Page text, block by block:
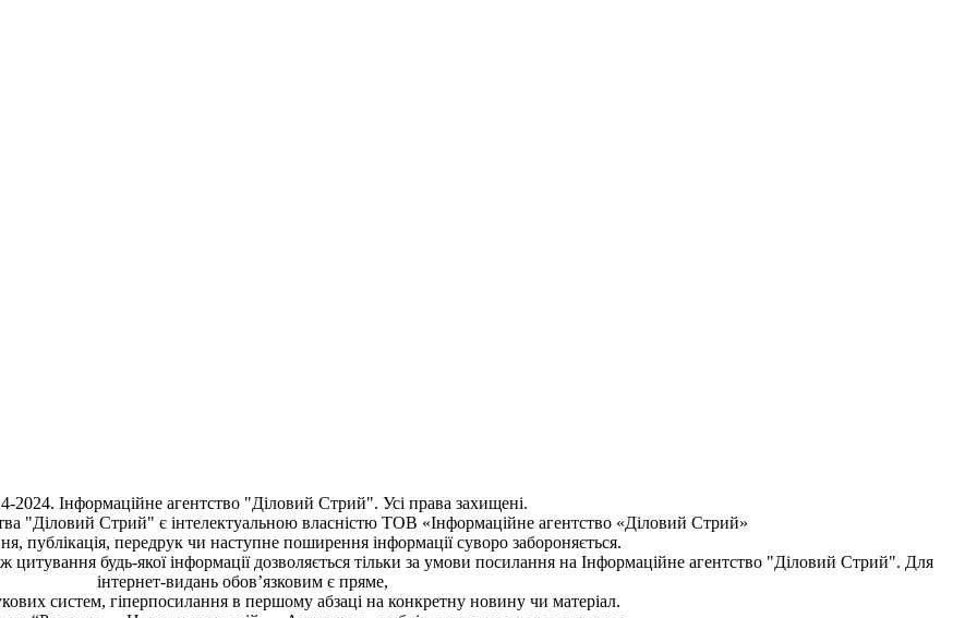
2024. Інформаційне агентство "Діловий Стрий". Усі права захищені.
"Діловий Стрий" є інтелектуальною власністю ТОВ «Інформаційне агентство «Діловий Стрий»
публiкацiя, передрук чи наступне поширення iнформацiї суворо забороняється.
цитування будь-якої інформації дозволяється тільки за умови посилання на Інформаційне агентство "Діловий Стрий". Для
інтернет-видань обов’язковим є пряме,
систем, гіперпосилання в першому абзаці на конкретну новину чи матеріал.